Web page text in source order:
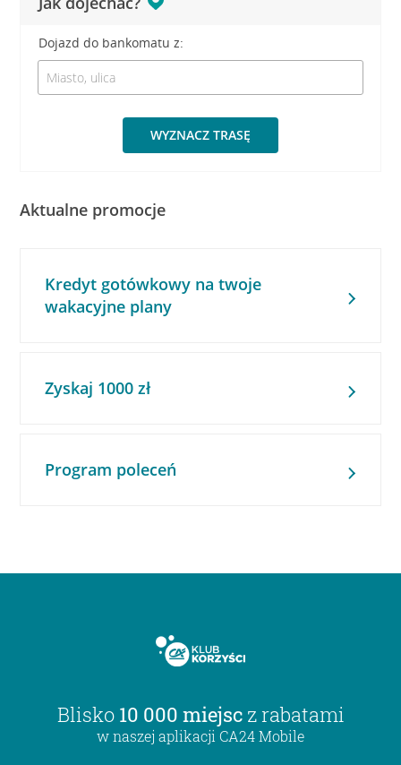
Dojazd do bankomatu z:
WYZNACZ TRASĘ
Aktualne promocje
Kredyt gotówkowy na twoje
wakacyjne plany
Zyskaj 1000 zł
Program poleceń
Blisko 10 000 miejsc z rabatami
w naszej aplikacji CA24 Mobile